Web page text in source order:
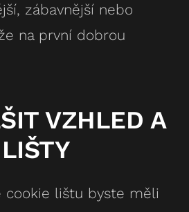
zábavnější nebo
na první dobrou
VZHLED A
cookie lištu byste měli